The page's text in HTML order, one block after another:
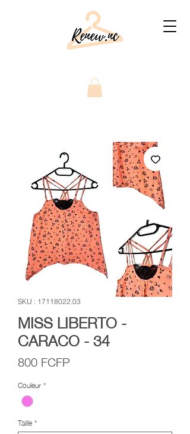
SKU : 17118022.03
MISS LIBERTO -
CARACO - 34
800 FCFP
Couleur*
Taille*